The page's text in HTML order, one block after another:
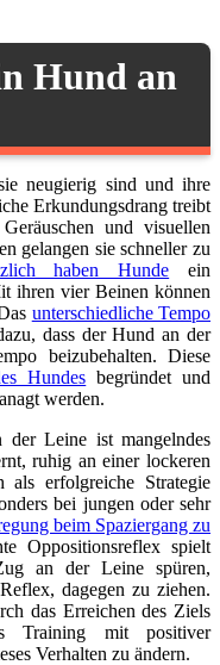
Hund an
neugierig sind und ihre
Erkundungsdrang treibt
und visuellen
gelangen sie schneller zu
haben Hunde ein
ihren vier Beinen können
unterschiedliche Tempo
dass der Hund an der
beizubehalten. Diese
Hundes begründet und
werden.
Leine ist mangelndes
ruhig an einer lockeren
erfolgreiche Strategie
bei jungen oder sehr
beim Spaziergang zu
Oppositionsreflex spielt
an der Leine spüren,
dagegen zu ziehen.
das Erreichen des Ziels
Training mit positiver
Verhalten zu ändern.